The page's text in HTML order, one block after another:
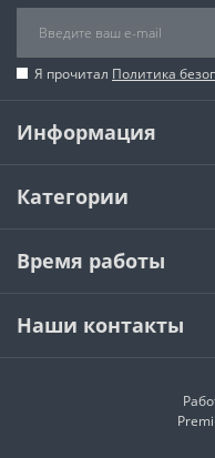
Я прочитал Политика
Информация
Категории
Время работы
Наши контакты